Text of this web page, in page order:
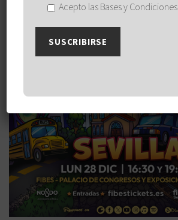
Acepto las Bases y Condiciones